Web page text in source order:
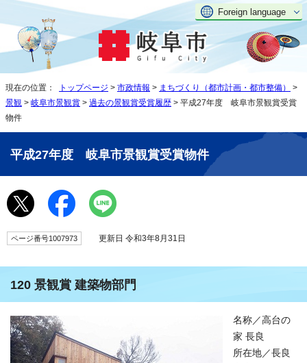
Foreign language
現在の位置： トップページ > 市政情報 > まちづくり（都市計画・都市整備）
>
景観 > 岐阜市景観賞 > 過去の景観賞受賞履歴 > 平成27年度 岐阜市景観賞受賞
物件
平成27年度 岐阜市景観賞受賞物件
ページ番号1007973 更新日 令和3年8月31日
120 景観賞 建築物部門
名称／高台の
家 長良
所在地／長良